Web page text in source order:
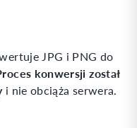
JPG i PNG do
konwersji został
i nie obciąża serwera.